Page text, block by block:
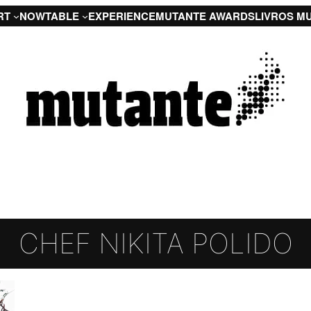
NOWTABLE EXPERIENCEMUTANTE AWARDSLIVROS
CHEF NIKITA POLIDO